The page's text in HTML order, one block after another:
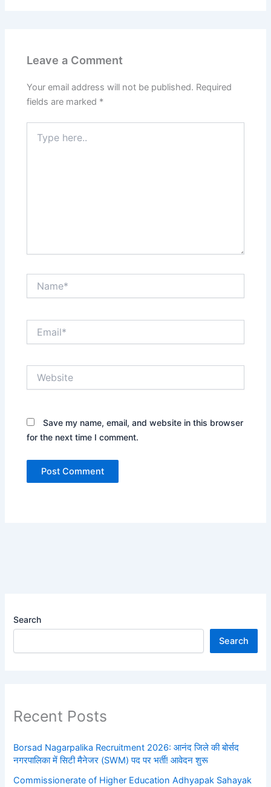
Leave a Comment
Your email address will not be published. Required
fields are marked *
here..
Save my name, email, and website in this browser
for the next time I comment.
Search
Search
Recent Posts
Borsad Nagarpalika Recruitment 2026: आनंद जिले की बोर्सद
नगरपालिका में सिटी मैनेजर (SWM) पद पर भर्ती! आवेदन शुरू
Commissionerate of Higher Education Adhyapak Sahayak